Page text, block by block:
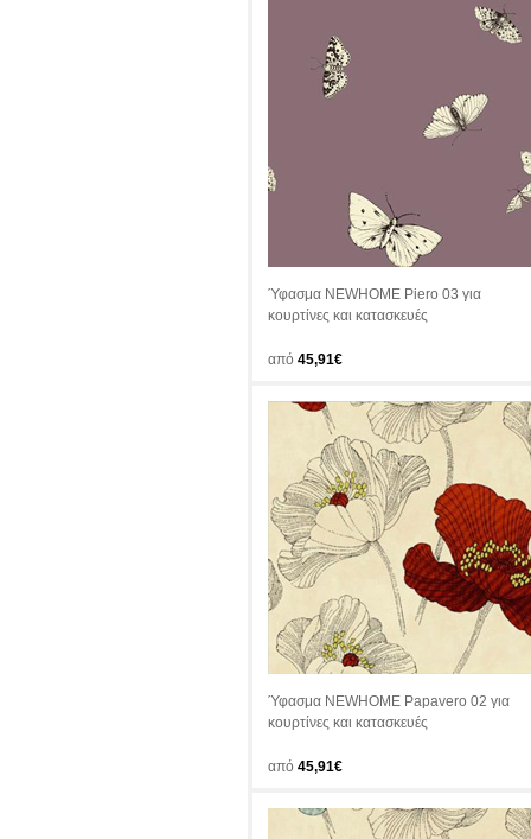
Ύφασμα NEWHOME Piero 03 για
κουρτίνες και κατασκευές
από 45,91€
Ύφασμα NEWHOME Papavero 02 για
κουρτίνες και κατασκευές
από 45,91€